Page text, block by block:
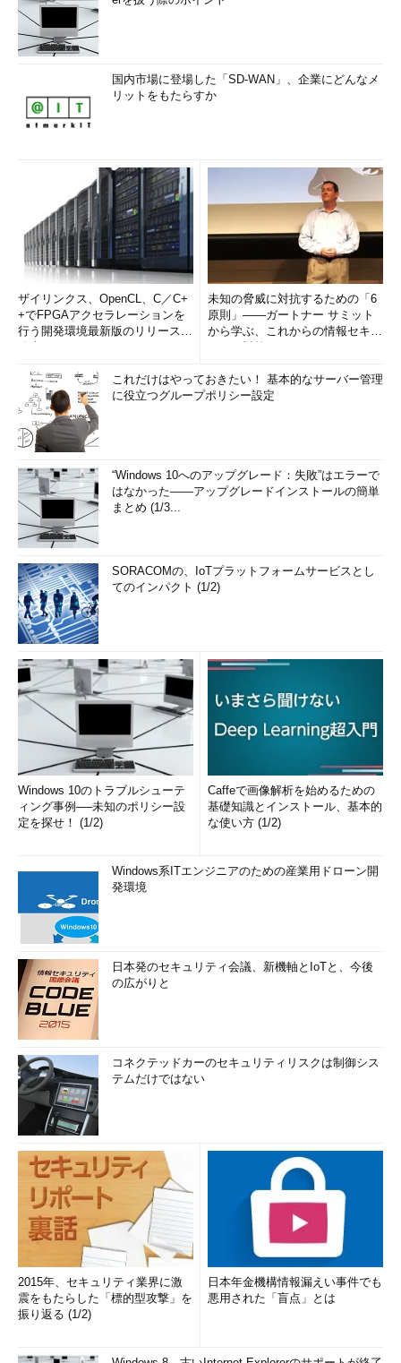
国内市場に登場した「SD-WAN」、企業にどんなメ
リットをもたらすか
ザイリンクス、OpenCL、C／C+
+でFPGAアクセラレーションを
行う開発環境最新版のリリースを
未知の脅威に対抗するための「6
原則」――ガートナー サミット
から学ぶ、これからの情報セキュ
これだけはやっておきたい！ 基本的なサーバー管理
に役立つグループポリシー設定
“Windows 10へのアップグレード：失敗”はエラーで
はなかった――アップグレードインストールの簡単
まとめ (1/3...
SORACOMの、IoTプラットフォームサービスとし
てのインパクト (1/2)
Windows 10のトラブルシューテ
ィング事例──未知のポリシー設
定を探せ！ (1/2)
Caffeで画像解析を始めるための
基礎知識とインストール、基本的
な使い方 (1/2)
Windows系ITエンジニアのための産業用ドローン開
発環境
日本発のセキュリティ会議、新機軸とIoTと、今後
の広がりと
コネクテッドカーのセキュリティリスクは制御シス
テムだけではない
2015年、セキュリティ業界に激
震をもたらした「標的型攻撃」を
振り返る (1/2)
日本年金機構情報漏えい事件でも
悪用された「盲点」とは